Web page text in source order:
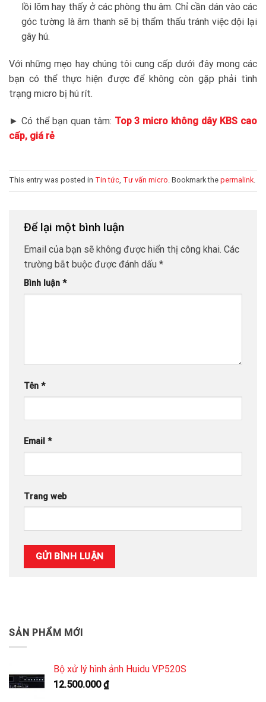
lồi lõm hay thấy ở các phòng thu âm. Chỉ cần dán vào các
góc tường là âm thanh sẽ bị thẩm thấu tránh việc dội lại
gây hú.
Với những mẹo hay chúng tôi cung cấp dưới đây mong các
bạn có thể thực hiện được để không còn gặp phải tình
trạng micro bị hú rít.
► Có thể bạn quan tâm: Top 3 micro không dây KBS cao
cấp, giá rẻ
This entry was posted in Tin tức Tư vấn micro . Bookmark the permalink
Để lại một bình luận
Email của bạn sẽ không được hiển thị công khai. Các
trường bắt buộc được đánh dấu *
Bình luận *
Tên *
Email *
Trang web
SẢN PHẨM MỚI
Bộ xử lý hình ảnh Huidu VP520S
12.500.000₫